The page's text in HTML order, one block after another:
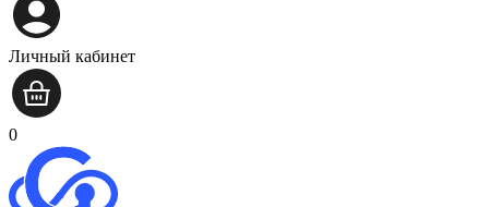
Личный кабинет
0